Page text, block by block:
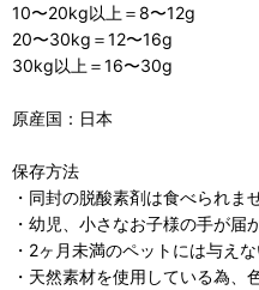
10〜20kg以上＝8〜12g
20〜30kg＝12〜16g
30kg以上＝16〜30g
原産国：日本
保存方法
・同封の脱酸素剤は食べられま
・幼児、小さなお子様の手が届
・2ヶ月未満のペットには与えな
・天然素材を使用している為、